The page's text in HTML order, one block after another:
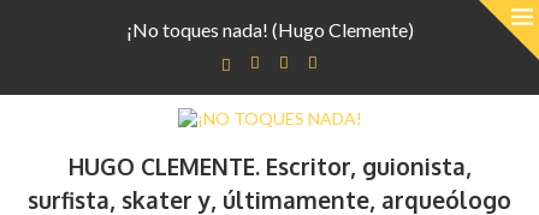
¡No toques nada! (Hugo Clemente)
HUGO CLEMENTE. Escritor, guionista,
surfista, skater y, últimamente, arqueólogo